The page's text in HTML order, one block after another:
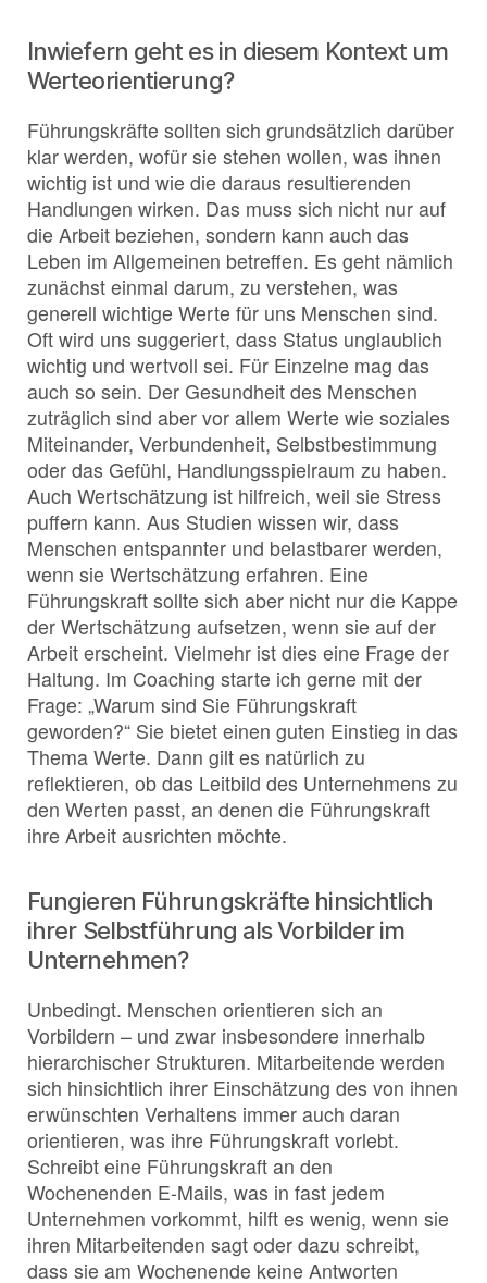
Inwiefern geht es in diesem Kontext um
Werteorientierung?
Führungskräfte sollten sich grundsätzlich darüber
klar werden, wofür sie stehen wollen, was ihnen
wichtig ist und wie die daraus resultierenden
Handlungen wirken. Das muss sich nicht nur auf
die Arbeit beziehen, sondern kann auch das
Leben im Allgemeinen betreffen. Es geht nämlich
zunächst einmal darum, zu verstehen, was
generell wichtige Werte für uns Menschen sind.
Oft wird uns suggeriert, dass Status unglaublich
wichtig und wertvoll sei. Für Einzelne mag das
auch so sein. Der Gesundheit des Menschen
zuträglich sind aber vor allem Werte wie soziales
Miteinander, Verbundenheit, Selbstbestimmung
oder das Gefühl, Handlungsspielraum zu haben.
Auch Wertschätzung ist hilfreich, weil sie Stress
puffern kann. Aus Studien wissen wir, dass
Menschen entspannter und belastbarer werden,
wenn sie Wertschätzung erfahren. Eine
Führungskraft sollte sich aber nicht nur die Kappe
der Wertschätzung aufsetzen, wenn sie auf der
Arbeit erscheint. Vielmehr ist dies eine Frage der
Haltung. Im Coaching starte ich gerne mit der
Frage: „Warum sind Sie Führungskraft
geworden?“ Sie bietet einen guten Einstieg in das
Thema Werte. Dann gilt es natürlich zu
reflektieren, ob das Leitbild des Unternehmens zu
den Werten passt, an denen die Führungskraft
ihre Arbeit ausrichten möchte.
Fungieren Führungskräfte hinsichtlich
ihrer Selbstführung als Vorbilder im
Unternehmen?
Unbedingt. Menschen orientieren sich an
Vorbildern – und zwar insbesondere innerhalb
hierarchischer Strukturen. Mitarbeitende werden
sich hinsichtlich ihrer Einschätzung des von ihnen
erwünschten Verhaltens immer auch daran
orientieren, was ihre Führungskraft vorlebt.
Schreibt eine Führungskraft an den
Wochenenden E-Mails, was in fast jedem
Unternehmen vorkommt, hilft es wenig, wenn sie
ihren Mitarbeitenden sagt oder dazu schreibt,
dass sie am Wochenende keine Antworten